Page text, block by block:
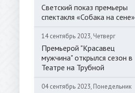
Светский показ премьеры
спектакля «Собака на сене»
14 сентябрь 2023, Четверг
Премьерой "Красавец
мужчина" открылся сезон в
Театре на Трубной
04 сентябрь 2023, Понедельник